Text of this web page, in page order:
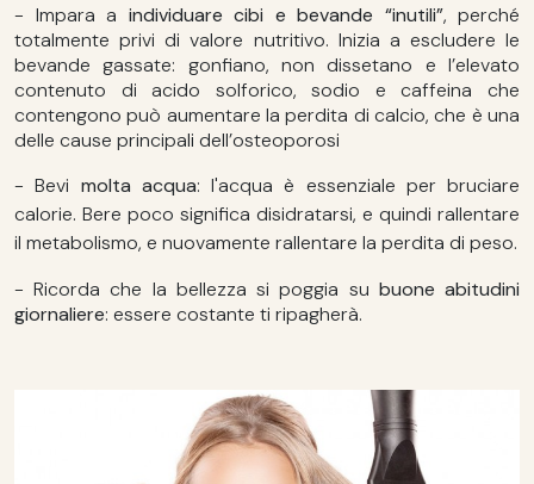
- Impara a individuare cibi e bevande “inutili”, perché
totalmente privi di valore nutritivo. Inizia a escludere le
bevande gassate: gonfiano, non dissetano e l’elevato
contenuto di acido solforico, sodio e caffeina che
contengono può aumentare la perdita di calcio, che è una
delle cause principali dell’osteoporosi
- Bevi molta acqua: l'acqua è essenziale per bruciare
calorie. Bere poco significa disidratarsi, e quindi rallentare
il metabolismo, e nuovamente rallentare la perdita di peso.
- Ricorda che la bellezza si poggia su buone abitudini
giornaliere: essere costante ti ripagherà.